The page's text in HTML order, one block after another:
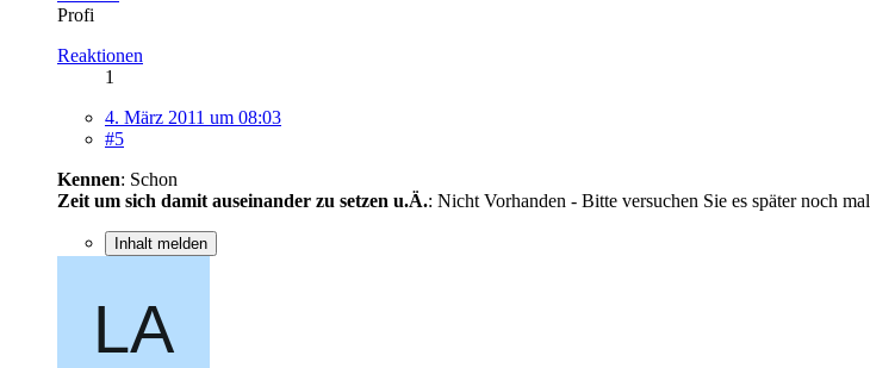
Profi
Reaktionen
1
4. März 2011 um 08:03
#5
Kennen: Schon
Zeit um sich damit auseinander zu setzen u.Ä.: Nicht Vorhanden - Bitte versuchen Sie es später noch mal
Inhalt melden